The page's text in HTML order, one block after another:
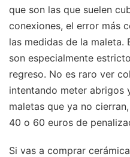
que son las que suelen
conexiones, el error más
las medidas de la maleta.
son especialmente
regreso. No es raro ver
intentando meter abrigos
maletas que ya no
40 o 60 euros de
Si vas a comprar